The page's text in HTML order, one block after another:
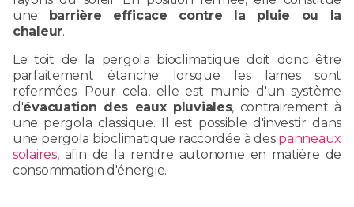
une barrière efficace contre la pluie ou la
chaleur.
Le toit de la pergola bioclimatique doit donc être
parfaitement étanche lorsque les lames sont
refermées. Pour cela, elle est munie d'un système
d'évacuation des eaux pluviales, contrairement à
une pergola classique. Il est possible d'investir dans
une pergola bioclimatique raccordée à des panneaux
solaires, afin de la rendre autonome en matière de
consommation d'énergie.